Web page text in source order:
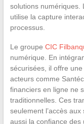
solutions numériques.
utilise la capture
processus.
Le groupe CIC
numérique. En
sécurisées, il offre
acteurs comme
financiers en ligne ne
traditionnelles. Ces
seulement l’accès
aussi la confiance